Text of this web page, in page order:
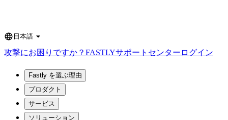
Language
日本語
攻撃にお困りですか？ FASTLYサポートセンター ログイン
Fastly を選ぶ理由
プロダクト
サービス
ソリューション